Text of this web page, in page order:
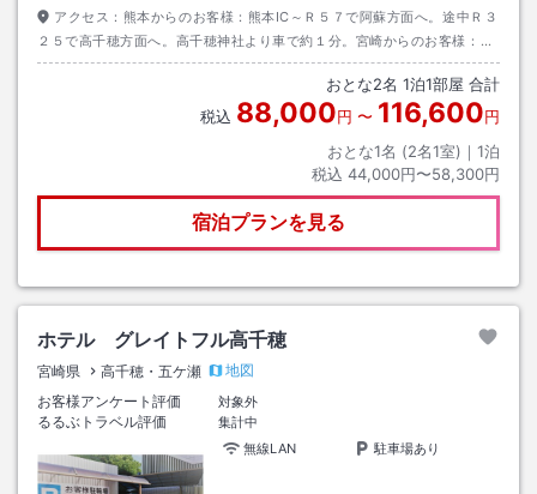
アクセス： 熊本からのお客様：熊本IC～Ｒ５７で阿蘇方面へ。途中Ｒ３
２５で高千穂方面へ。高千穂神社より車で約１分。宮崎からのお客様：東
九州自動車道北方IC～Ｒ２１８で高千穂方面へ。高千穂神社より車で約１
おとな2名 1泊1部屋 合計
税込 88,000円 〜 116,600円
おとな1名 (2名1室)｜ 1泊
税込 44,000円〜58,300円
宿泊プランを見る
ホテル グレイトフル高千穂
宮崎県 高千穂・五ケ瀬
地図
お客様アンケート評価
対象外
るるぶトラベル評価
集計中
無線LAN
駐車場あり